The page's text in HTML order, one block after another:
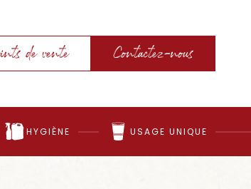
de vente Contactez-nous
HYGIÈNE USAGE UNIQUE